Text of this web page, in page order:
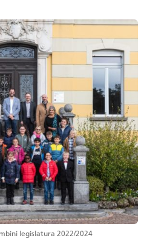
legislatura 2022/2024